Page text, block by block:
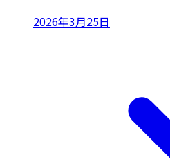
2026年3月25日